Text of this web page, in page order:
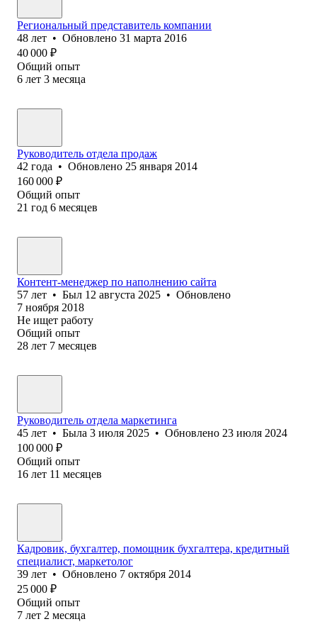
Региональный представитель компании
48 лет • Обновлено 31 марта 2016
40 000 ₽
Общий опыт
6 лет 3 месяца
Руководитель отдела продаж
42 года • Обновлено 25 января 2014
160 000 ₽
Общий опыт
21 год 6 месяцев
Контент-менеджер по наполнению сайта
57 лет • Был 12 августа 2025 • Обновлено
7 ноября 2018
Не ищет работу
Общий опыт
28 лет 7 месяцев
Руководитель отдела маркетинга
45 лет • Была 3 июля 2025 • Обновлено 23 июля 2024
100 000 ₽
Общий опыт
16 лет 11 месяцев
Кадровик, бухгалтер, помощник бухгалтера, кредитный
специалист, маркетолог
39 лет • Обновлено 7 октября 2014
25 000 ₽
Общий опыт
7 лет 2 месяца